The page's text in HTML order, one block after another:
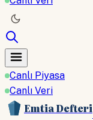
Canlı Piyasa
Canlı Veri
Emtia Defteri